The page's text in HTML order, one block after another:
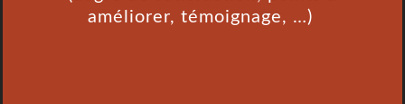
améliorer, témoignage, …)